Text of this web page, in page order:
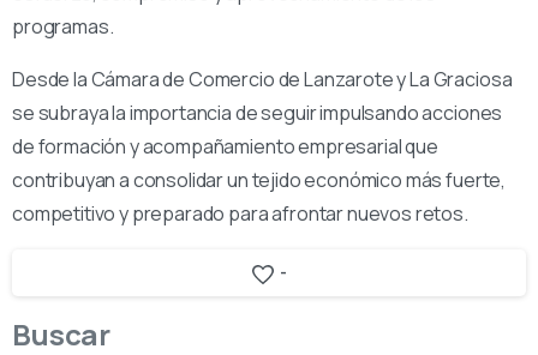
programas.
Desde la Cámara de Comercio de Lanzarote y La Graciosa
se subraya la importancia de seguir impulsando acciones
de formación y acompañamiento empresarial que
contribuyan a consolidar un tejido económico más fuerte,
competitivo y preparado para afrontar nuevos retos.
-
Buscar